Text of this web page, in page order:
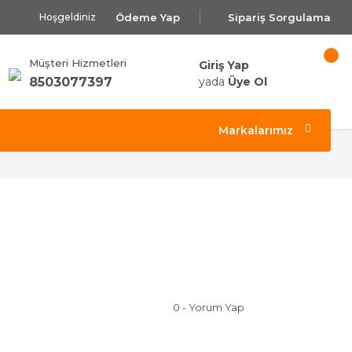
Hoşgeldiniz Ödeme Yap Sipariş Sorgulama
Müşteri Hizmetleri
8503077397
Giriş Yap
yada Üye Ol
Markalarımız
0 - Yorum Yap